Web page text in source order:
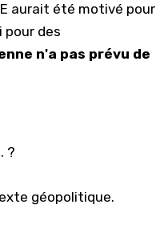
aurait été motivé pour
pour des
n'a pas prévu de
?
géopolitique.